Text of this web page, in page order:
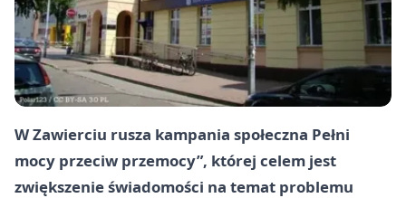
W Zawierciu rusza kampania społeczna Pełni
mocy przeciw przemocy”, której celem jest
zwiększenie świadomości na temat problemu